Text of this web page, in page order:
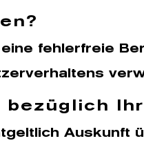
fehlerfreie
bezüglich
Auskunft